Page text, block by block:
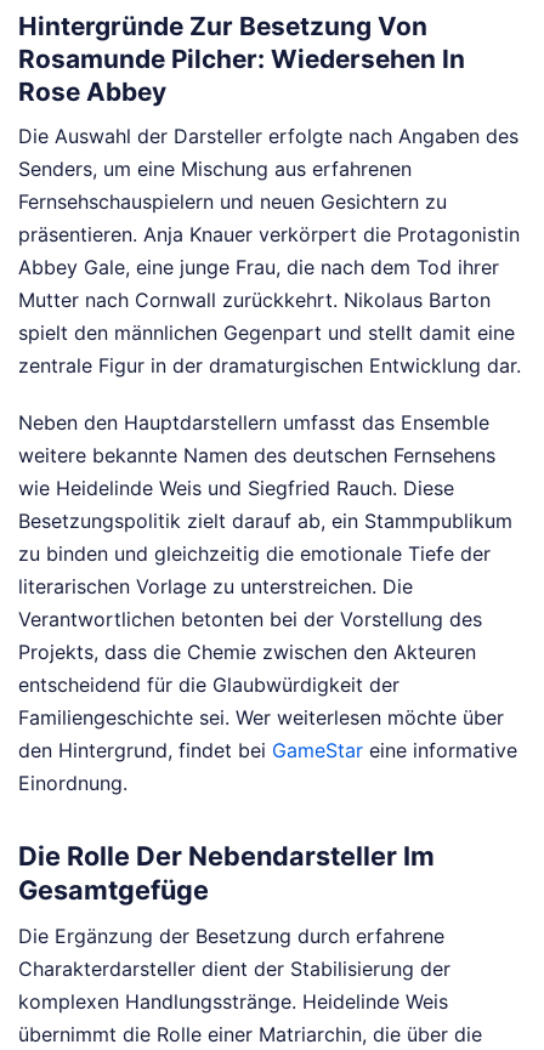
Hintergründe Zur Besetzung Von
Rosamunde Pilcher: Wiedersehen In
Rose Abbey
Die Auswahl der Darsteller erfolgte nach Angaben des
Senders, um eine Mischung aus erfahrenen
Fernsehschauspielern und neuen Gesichtern zu
präsentieren. Anja Knauer verkörpert die Protagonistin
Abbey Gale, eine junge Frau, die nach dem Tod ihrer
Mutter nach Cornwall zurückkehrt. Nikolaus Barton
spielt den männlichen Gegenpart und stellt damit eine
zentrale Figur in der dramaturgischen Entwicklung dar.
Neben den Hauptdarstellern umfasst das Ensemble
weitere bekannte Namen des deutschen Fernsehens
wie Heidelinde Weis und Siegfried Rauch. Diese
Besetzungspolitik zielt darauf ab, ein Stammpublikum
zu binden und gleichzeitig die emotionale Tiefe der
literarischen Vorlage zu unterstreichen. Die
Verantwortlichen betonten bei der Vorstellung des
Projekts, dass die Chemie zwischen den Akteuren
entscheidend für die Glaubwürdigkeit der
Familiengeschichte sei. Wer weiterlesen möchte über
den Hintergrund, findet bei GameStar eine informative
Einordnung.
Die Rolle Der Nebendarsteller Im
Gesamtgefüge
Die Ergänzung der Besetzung durch erfahrene
Charakterdarsteller dient der Stabilisierung der
komplexen Handlungsstränge. Heidelinde Weis
übernimmt die Rolle einer Matriarchin, die über die